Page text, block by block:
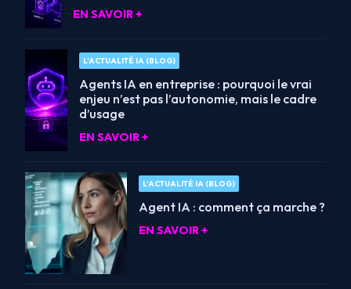
EN SAVOIR +
L’ACTUALITÉ IA (BLOG)
Agents IA en entreprise : pourquoi le vrai
enjeu n’est pas l’autonomie, mais le cadre
d’usage
EN SAVOIR +
L’ACTUALITÉ IA (BLOG)
Agent IA : comment ça marche ?
EN SAVOIR +